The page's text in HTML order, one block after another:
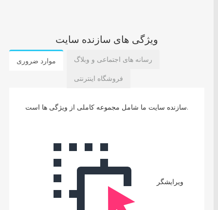
ویژگی های سازنده سایت
موارد ضروری رسانه های اجتماعی و وبلاگ
فروشگاه اینترنتی
سازنده سایت ما شامل مجموعه کاملی از ویژگی ها است.
ویرایشگر